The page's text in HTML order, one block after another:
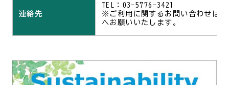
連絡先
TEL：03-5776-3421
※ご利用に関するお問い合わせは
へお願いいたします。